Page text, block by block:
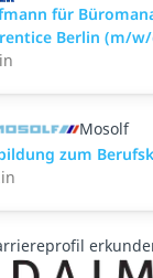
für
Berlin (m/
Mosolf
zum